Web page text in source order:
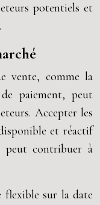
potentiels et
vente, comme la
paiement, peut
Accepter les
et réactif
peut contribuer à
flexible sur la date